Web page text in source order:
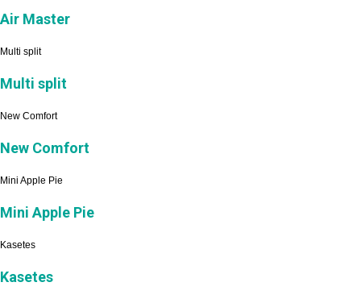
Air Master
Multi split
Multi split
New Comfort
New Comfort
Mini Apple Pie
Mini Apple Pie
Kasetes
Kasetes